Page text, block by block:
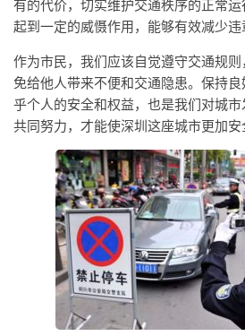
有的代价，切实维护交通秩序的正常
起到一定的威慑作用，能够有效减少违
作为市民，我们应该自觉遵守交通规
免给他人带来不便和交通隐患。保持
乎个人的安全和权益，也是我们对城
共同努力，才能使深圳这座城市更加安